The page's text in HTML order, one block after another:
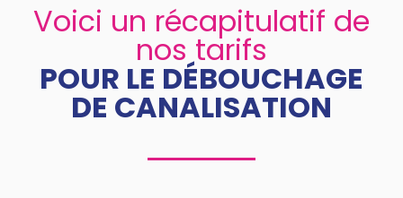
Voici un récapitulatif de
nos tarifs
POUR LE DÉBOUCHAGE
DE CANALISATION